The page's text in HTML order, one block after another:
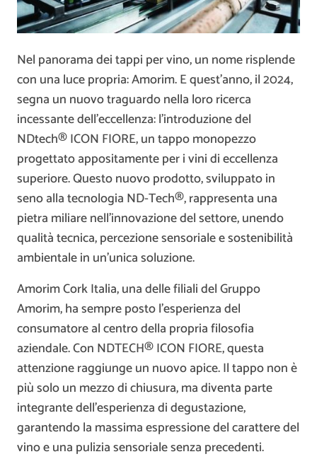
Nel panorama dei tappi per vino, un nome risplende
con una luce propria: Amorim. E quest’anno, il 2024,
segna un nuovo traguardo nella loro ricerca
incessante dell’eccellenza: l’introduzione del
NDtech® ICON FIORE, un tappo monopezzo
progettato appositamente per i vini di eccellenza
superiore. Questo nuovo prodotto, sviluppato in
seno alla tecnologia ND-Tech®, rappresenta una
pietra miliare nell’innovazione del settore, unendo
qualità tecnica, percezione sensoriale e sostenibilità
ambientale in un’unica soluzione.
Amorim Cork Italia, una delle filiali del Gruppo
Amorim, ha sempre posto l’esperienza del
consumatore al centro della propria filosofia
aziendale. Con NDTECH® ICON FIORE, questa
attenzione raggiunge un nuovo apice. Il tappo non è
più solo un mezzo di chiusura, ma diventa parte
integrante dell’esperienza di degustazione,
garantendo la massima espressione del carattere del
vino e una pulizia sensoriale senza precedenti.